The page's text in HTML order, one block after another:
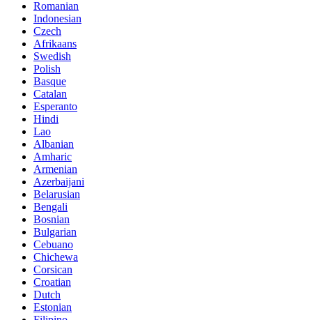
Romanian
Indonesian
Czech
Afrikaans
Swedish
Polish
Basque
Catalan
Esperanto
Hindi
Lao
Albanian
Amharic
Armenian
Azerbaijani
Belarusian
Bengali
Bosnian
Bulgarian
Cebuano
Chichewa
Corsican
Croatian
Dutch
Estonian